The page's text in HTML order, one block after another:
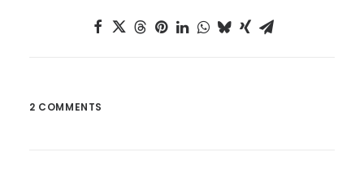
2 COMMENTS